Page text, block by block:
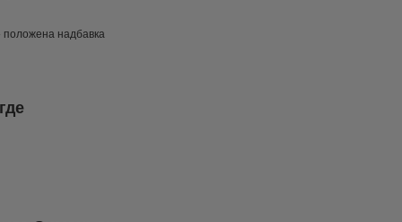
положена надбавка